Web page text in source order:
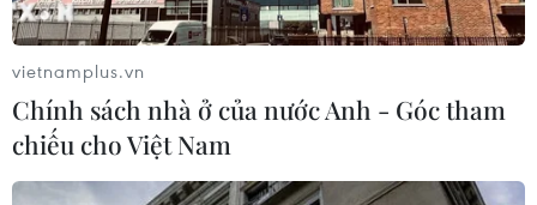
THỦY
Sở hữu trí tuệ
RSS
Hỗ trợ
vietnamplus.vn
Chính sách nhà ở của nước Anh - Góc tham
chiếu cho Việt Nam